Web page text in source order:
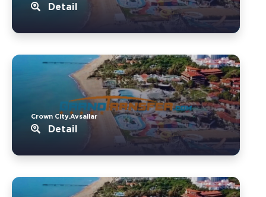
Detail
Crown City.Avsallar
Detail